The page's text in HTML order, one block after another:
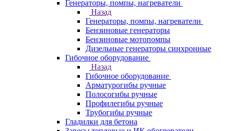
Генераторы, помпы, нагреватели
Назад
Генераторы, помпы, нагреватели
Бензиновые генераторы
Бензиновые мотопомпы
Дизельные генераторы синхронные
Гибочное оборудование
Назад
Гибочное оборудование
Арматурогибы ручные
Полосогибы ручные
Профилегибы ручные
Трубогибы ручные
Гладилки для бетона